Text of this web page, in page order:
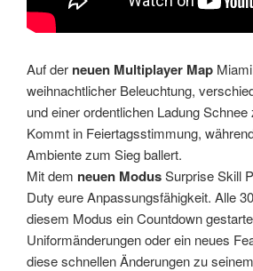
Auf der neuen Multiplayer Map
weihnachtlicher Beleuchtung,
und einer ordentlichen Ladung
Kommt in Feiertagsstimmung,
Ambiente zum Sieg ballert.
Mit dem neuen ModusSurprise Skill
Duty eure Anpassungsfähigkeit. Alle
diesem Modus ein Countdown
Uniformänderungen oder ein neues
diese schnellen Änderungen zu